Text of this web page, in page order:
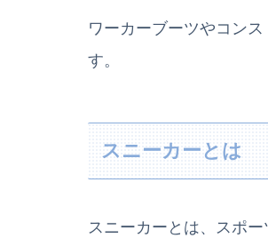
ワーカーブーツやコン
す。
スニーカーとは
スニーカーとは、スポ